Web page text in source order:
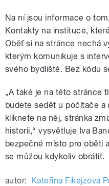
Na ní jsou informace o
Kontakty na instituce,
Oběť si na stránce nechá
kterým komunikuje s
svého bydliště. Bez kódu
„A také je na této stránce
budete sedět u počítače a
kliknete na něj, stránka
historii,“ vysvětluje Iva
bezpečné místo pro oběti
se můžou kdykoliv obrátit.
autor: Kateřina Fikejzová